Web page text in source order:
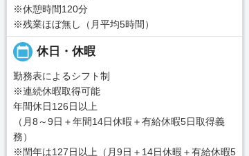
※休憩時間120分
※残業ほぼ無し（月平均5時間）
calendar_today 休日・休暇
勤務表によるシフト制
※連続休暇取得可能
年間休日126日以上
（月8～9日＋年間14日休暇＋有給休暇5日取得義
務）
※閏年は127日以上（月9日＋14日休暇＋有給休暇5